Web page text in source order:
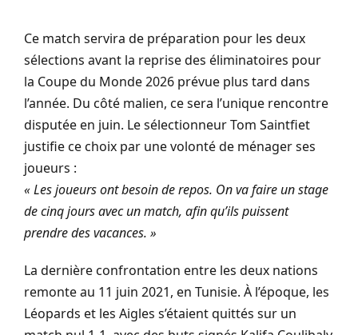
Ce match servira de préparation pour les deux
sélections avant la reprise des éliminatoires pour
la Coupe du Monde 2026 prévue plus tard dans
l’année. Du côté malien, ce sera l’unique rencontre
disputée en juin. Le sélectionneur Tom Saintfiet
justifie ce choix par une volonté de ménager ses
joueurs :
« Les joueurs ont besoin de repos. On va faire un stage
de cinq jours avec un match, afin qu’ils puissent
prendre des vacances. »
La dernière confrontation entre les deux nations
remonte au 11 juin 2021, en Tunisie. À l’époque, les
Léopards et les Aigles s’étaient quittés sur un